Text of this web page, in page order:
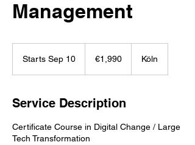
Management
Starts Sep 10
t
S
e
€1,990 Köln
Service Description
Certificate Course in Digital Change / Large
Tech Transformation